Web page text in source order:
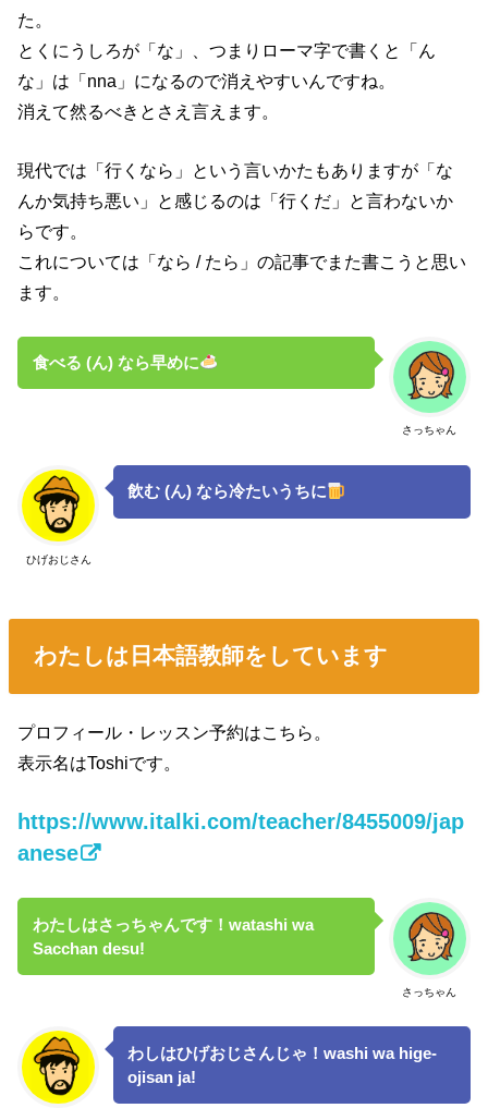
た。
とくにうしろが「な」、つまりローマ字で書くと「ん
な」は「nna」になるので消えやすいんですね。
消えて然るべきとさえ言えます。
現代では「行くなら」という言いかたもありますが「な
んか気持ち悪い」と感じるのは「行くだ」と言わないか
らです。
これについては「なら / たら」の記事でまた書こうと思い
ます。
さっちゃん
食べる (ん) なら早めに
ひげおじさん
飲む (ん) なら冷たいうちに
わたしは日本語教師をしています
プロフィール・レッスン予約はこちら。
表示名はToshiです。
https://www.italki.com/teacher/8455009/jap
anese
さっちゃん
わたしはさっちゃんです！watashi wa
Sacchan desu!
わしはひげおじさんじゃ！washi wa hige-
ojisan ja!